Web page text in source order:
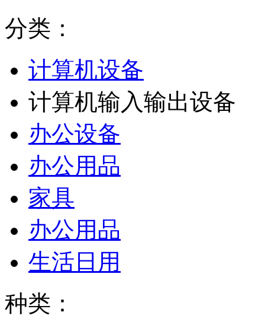
分类：
计算机设备
计算机输入输出设备
办公设备
办公用品
家具
办公用品
生活日用
种类：